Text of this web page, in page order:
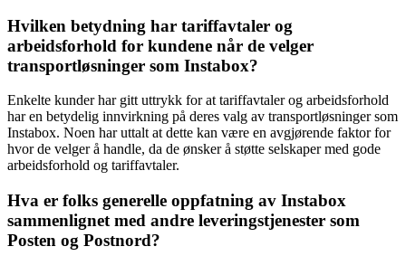
Hvilken betydning har tariffavtaler og
arbeidsforhold for kundene når de velger
transportløsninger som Instabox?
Enkelte kunder har gitt uttrykk for at tariffavtaler og arbeidsforhold
har en betydelig innvirkning på deres valg av transportløsninger som
Instabox. Noen har uttalt at dette kan være en avgjørende faktor for
hvor de velger å handle, da de ønsker å støtte selskaper med gode
arbeidsforhold og tariffavtaler.
Hva er folks generelle oppfatning av Instabox
sammenlignet med andre leveringstjenester som
Posten og Postnord?